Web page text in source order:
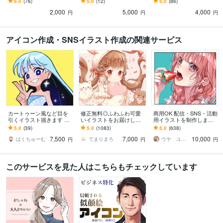
ログ・LINE・YouTube・
2,000 円
ト、ブログ吹出し、X、 W
5,000 円
ログ吹き出し、X、HP、
チラシ、表情セット4,000 円
アイコン作成・SNSイラスト作成の関連サービス
カートゥーン風など目を
引くイラスト描きます SN
Sアイコンや記念イラス
ト、立ち絵、キャラデザ
におすすめ！
5.0 (39)
はくちゅーむ 7,500 円
修正無料◎ふわふわ可愛
いイラストをお届けしま
す X、YouTube、グッズな
ど様々な用途で使用可能
です◎
5.0 (1083)
てまりまろ
7,000 円
商用OK 配信・SNS・活動
用イラストを制作します
商用OK 様々なタッチで
理想通りのアイコンお描
きいたします。
5.0 (638)
ウヤ ユリコ
10,000 円
このサービスを見た人はこちらもチェックしています